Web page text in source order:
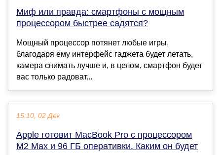
Миф или правда: смартфоны с мощным
процессором быстрее садятся?
Мощный процессор потянет любые игры,
благодаря ему интерфейс гаджета будет летать,
камера снимать лучше и, в целом, смартфон будет
вас только радоват...
15:10, 02 Дек
Apple готовит MacBook Pro с процессором
M2 Max и 96 ГБ оперативки. Каким он будет